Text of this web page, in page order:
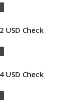
USD Check
USD Check